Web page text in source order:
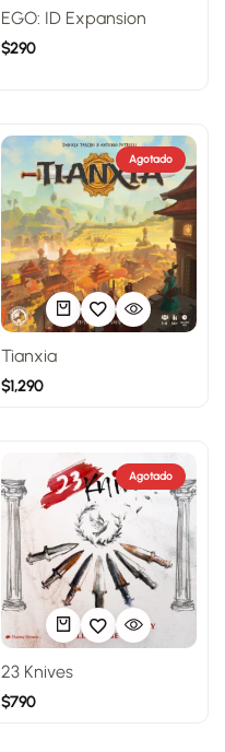
EGO: ID Expansion
$290
Agotado
Tianxia
$1,290
Agotado
23 Knives
$790